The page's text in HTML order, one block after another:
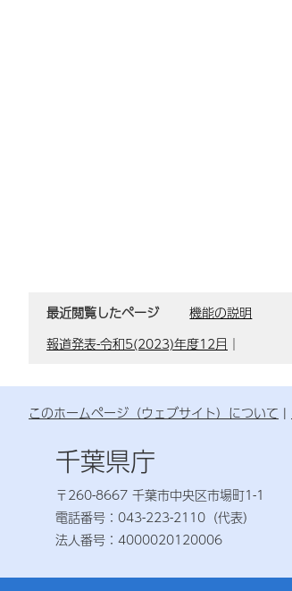
最近閲覧したページ
機能の説明
報道発表-令和5(2023)年度12月 ｜
このホームページ（ウェブサイト）について
千葉県庁
〒260-8667 千葉市中央区市場町1-1
電話番号：043-223-2110（代表）
法人番号：4000020120006